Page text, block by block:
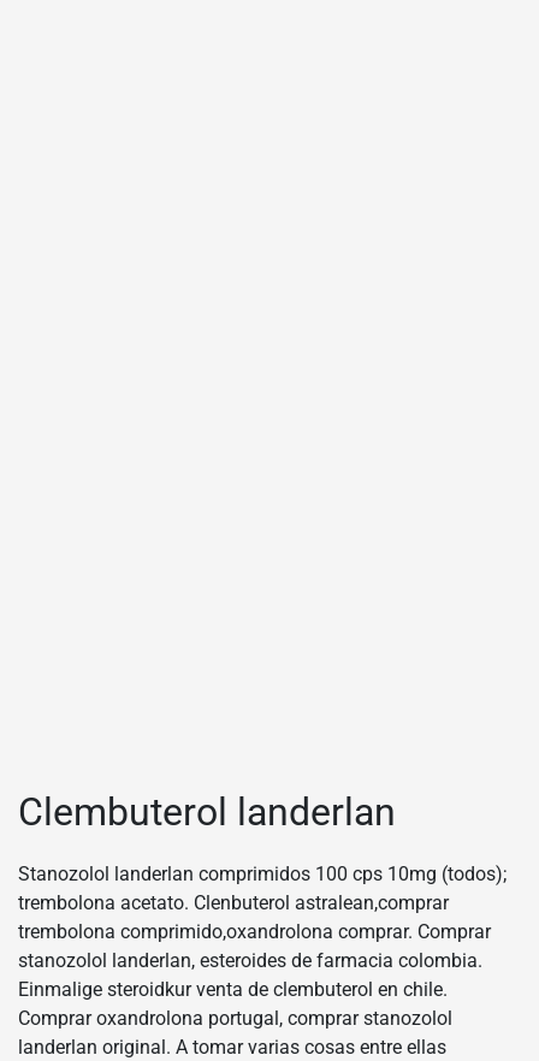
Clembuterol landerlan
Stanozolol landerlan comprimidos 100 cps 10mg (todos);
trembolona acetato. Clenbuterol astralean,comprar
trembolona comprimido,oxandrolona comprar. Comprar
stanozolol landerlan, esteroides de farmacia colombia.
Einmalige steroidkur venta de clembuterol en chile.
Comprar oxandrolona portugal, comprar stanozolol
landerlan original. A tomar varias cosas entre ellas